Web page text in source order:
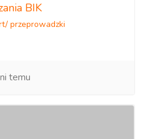
BIK
przeprowadzki
temu